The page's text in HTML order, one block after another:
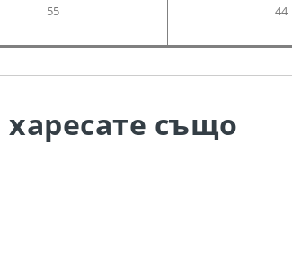
55 44
харесате също